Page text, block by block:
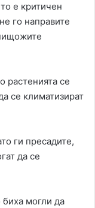
е критичен
го направите
растенията се
се климатизират
ги пресадите,
да се
биха могли да